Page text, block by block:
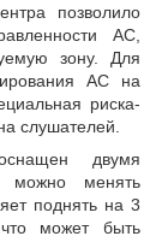
позволило
АС,
зону. Для
АС на
риска-
слушателей.
двумя
можно менять
поднять на 3
может быть